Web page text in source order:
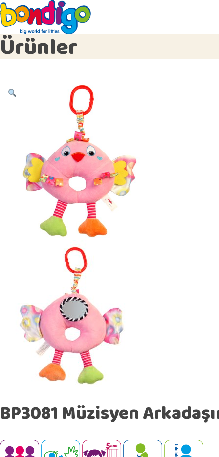
Ürünler
BP3081 Müzisyen